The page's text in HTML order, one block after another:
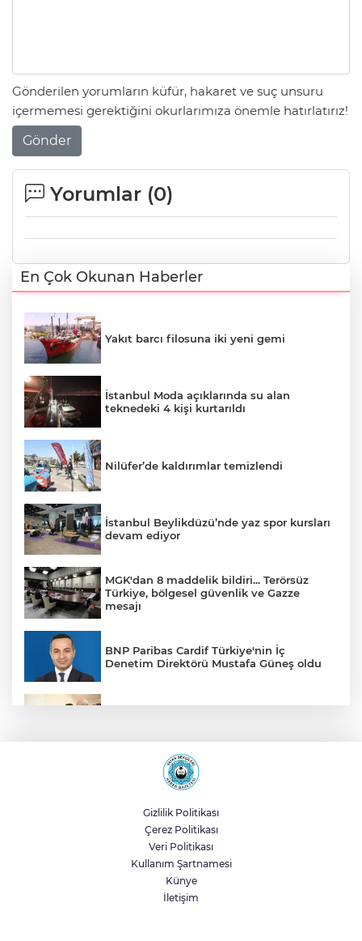
Gönderilen yorumların küfür, hakaret ve suç unsuru
içermemesi gerektiğini okurlarımıza önemle hatırlatırız!
Gönder
Yorumlar (0)
En Çok Okunan Haberler
Yakıt barcı filosuna iki yeni gemi
İstanbul Moda açıklarında su alan
teknedeki 4 kişi kurtarıldı
Nilüfer’de kaldırımlar temizlendi
İstanbul Beylikdüzü’nde yaz spor kursları
devam ediyor
MGK'dan 8 maddelik bildiri... Terörsüz
Türkiye, bölgesel güvenlik ve Gazze
mesajı
BNP Paribas Cardif Türkiye'nin İç
Denetim Direktörü Mustafa Güneş oldu
Sakarya’da ücretsiz doğalgaza
kavuşacaklar
Yalova'da makine arızası yapan tanker
güvenli bölgeye çekildi
Eskişehir Büyükşehir’den kırsal
Gizlilik Politikası
Çerez Politikası
Veri Politikası
Kullanım Şartnamesi
Künye
İletişim